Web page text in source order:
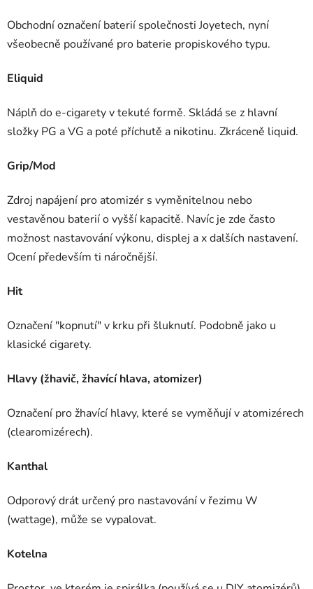
Obchodní označení baterií společnosti Joyetech, nyní
všeobecně používané pro baterie propiskového typu.
Eliquid
Náplň do e-cigarety v tekuté formě. Skládá se z hlavní
složky PG a VG a poté příchutě a nikotinu. Zkráceně liquid.
Grip/Mod
Zdroj napájení pro atomizér s vyměnitelnou nebo
vestavěnou baterií o vyšší kapacitě. Navíc je zde často
možnost nastavování výkonu, displej a x dalších nastavení.
Ocení především ti náročnější.
Hit
Označení "kopnutí" v krku při šluknutí. Podobně jako u
klasické cigarety.
Hlavy (žhavič, žhavící hlava, atomizer)
Označení pro žhavící hlavy, které se vyměňují v atomizérech
(clearomizérech).
Kanthal
Odporový drát určený pro nastavování v řezimu W
(wattage), může se vypalovat.
Kotelna